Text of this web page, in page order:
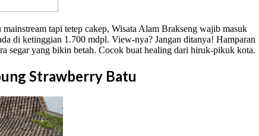
tapi tetep cakep, Wisata Alam Brakseng wajib masuk
di ketinggian 1.700 mdpl. View-nya? Jangan ditanya! Hamparan
segar yang bikin betah. Cocok buat healing dari hiruk-pikuk kota.
Strawberry Batu